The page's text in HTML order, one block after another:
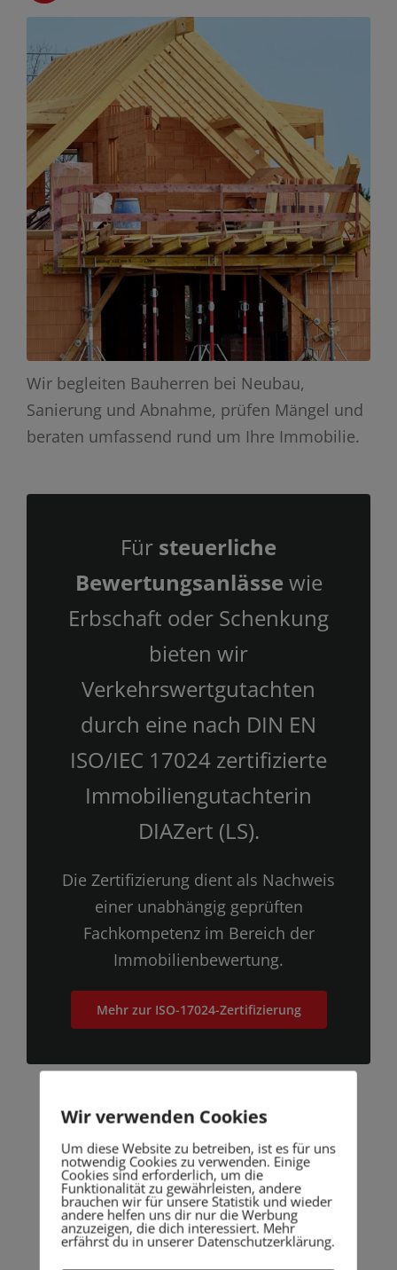
Wir begleiten Bauherren bei Neubau,
Sanierung und Abnahme, prüfen Mängel und
beraten umfassend rund um Ihre Immobilie.
Für steuerliche
Bewertungsanlässe wie
Erbschaft oder Schenkung
bieten wir
Verkehrswertgutachten
durch eine nach DIN EN
ISO/IEC 17024 zertifizierte
Immobiliengutachterin
DIAZert (LS).
Die Zertifizierung dient als Nachweis
einer unabhängig geprüften
Fachkompetenz im Bereich der
Immobilienbewertung.
Mehr zur ISO-17024-Zertifizierung
Profitieren Sie von der
Expertise Ihres Gutachters
für Immobilien:
Wir verwenden Cookies
Um diese Website zu betreiben, ist es für uns
notwendig Cookies zu verwenden. Einige
Cookies sind erforderlich, um die
Funktionalität zu gewährleisten, andere
brauchen wir für unsere Statistik und wieder
andere helfen uns dir nur die Werbung
anzuzeigen, die dich interessiert. Mehr
erfährst du in unserer Datenschutzerklärung.